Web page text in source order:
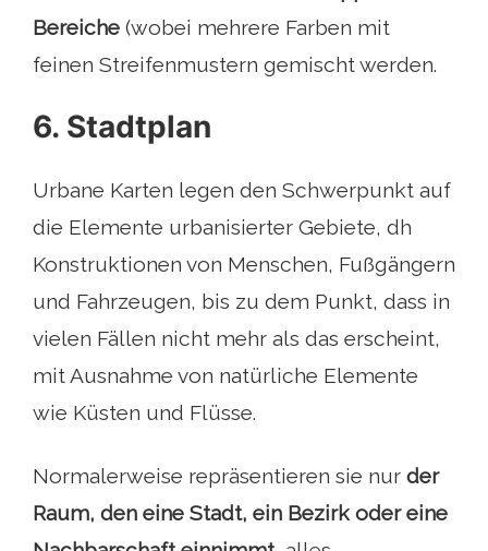
Bereiche (wobei mehrere Farben mit
feinen Streifenmustern gemischt werden.
6. Stadtplan
Urbane Karten legen den Schwerpunkt auf
die Elemente urbanisierter Gebiete, dh
Konstruktionen von Menschen, Fußgängern
und Fahrzeugen, bis zu dem Punkt, dass in
vielen Fällen nicht mehr als das erscheint,
mit Ausnahme von natürliche Elemente
wie Küsten und Flüsse.
Normalerweise repräsentieren sie nur der
Raum, den eine Stadt, ein Bezirk oder eine